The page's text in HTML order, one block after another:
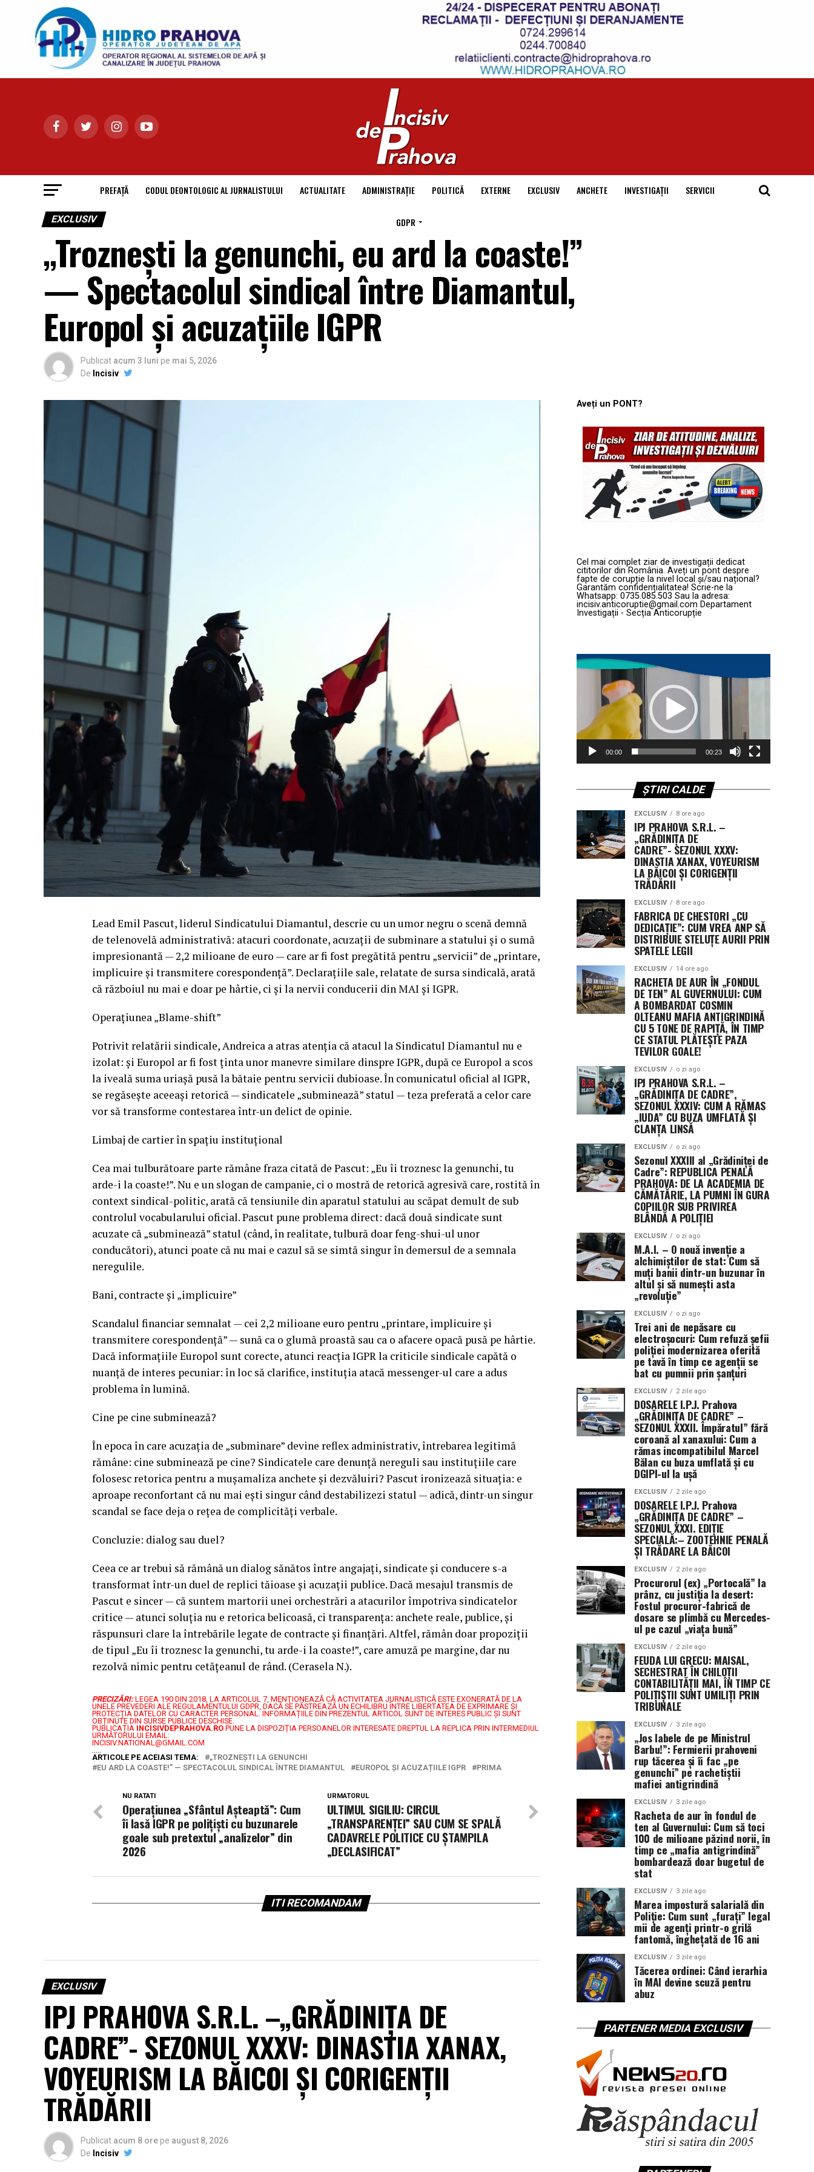
PREFAȚĂ CODUL DEONTOLOGIC AL JURNALISTULUI ACTUALITATE ADMINISTRAȚIE POLITICĂ EXTERNE EXCLUSIV ANCHETE INVESTIGAȚII SERVICII
GDPR
EXCLUSIV
„Troznești la genunchi, eu ard la coaste!”
— Spectacolul sindical între Diamantul,
Europol și acuzațiile IGPR
Publicat acum 3 luni pe mai 5, 2026
De Incisiv
Lead Emil Pascut, liderul Sindicatului Diamantul, descrie cu un umor negru o scenă demnă
de telenovelă administrativă: atacuri coordonate, acuzații de subminare a statului și o sumă
impresionantă — 2,2 milioane de euro — care ar fi fost pregătită pentru „servicii” de „printare,
implicuire și transmitere corespondență”. Declarațiile sale, relatate de sursa sindicală, arată
că războiul nu mai e doar pe hârtie, ci și la nervii conducerii din MAI și IGPR.
Operațiunea „Blame-shift”
Potrivit relatării sindicale, Andreica a atras atenția că atacul la Sindicatul Diamantul nu e
izolat: și Europol ar fi fost ținta unor manevre similare dinspre IGPR, după ce Europol a scos
la iveală suma uriașă pusă la bătaie pentru servicii dubioase. În comunicatul oficial al IGPR,
se regăsește aceeași retorică — sindicatele „subminează” statul — teza preferată a celor care
vor să transforme contestarea într-un delict de opinie.
Limbaj de cartier în spațiu instituțional
Cea mai tulburătoare parte rămâne fraza citată de Pascut: „Eu îi troznesc la genunchi, tu
arde-i la coaste!”. Nu e un slogan de campanie, ci o mostră de retorică agresivă care, rostită în
context sindical-politic, arată că tensiunile din aparatul statului au scăpat demult de sub
controlul vocabularului oficial. Pascut pune problema direct: dacă două sindicate sunt
acuzate că „subminează” statul (când, în realitate, tulbură doar feng-shui-ul unor
conducători), atunci poate că nu mai e cazul să se simtă singur în demersul de a semnala
neregulile.
Bani, contracte și „implicuire”
Scandalul financiar semnalat — cei 2,2 milioane euro pentru „printare, implicuire și
transmitere corespondență” — sună ca o glumă proastă sau ca o afacere opacă pusă pe hârtie.
Dacă informațiile Europol sunt corecte, atunci reacția IGPR la criticile sindicale capătă o
nuanță de interes pecuniar: în loc să clarifice, instituția atacă messenger-ul care a adus
problema în lumină.
Cine pe cine subminează?
În epoca în care acuzația de „subminare” devine reflex administrativ, întrebarea legitimă
rămâne: cine subminează pe cine? Sindicatele care denunță nereguli sau instituțiile care
folosesc retorica pentru a mușamaliza anchete și dezvăluiri? Pascut ironizează situația: e
aproape reconfortant că nu mai ești singur când destabilizezi statul — adică, dintr-un singur
scandal se face deja o rețea de complicități verbale.
Concluzie: dialog sau duel?
Ceea ce ar trebui să rămână un dialog sănătos între angajați, sindicate și conducere s-a
transformat într-un duel de replici tăioase și acuzații publice. Dacă mesajul transmis de
Pascut e sincer — că suntem martorii unei orchestrări a atacurilor împotriva sindicatelor
critice — atunci soluția nu e retorica belicoasă, ci transparența: anchete reale, publice, și
răspunsuri clare la întrebările legate de contracte și finanțări. Altfel, rămân doar propoziții
de tipul „Eu îi troznesc la genunchi, tu arde-i la coaste!”, care amuză pe margine, dar nu
rezolvă nimic pentru cetățeanul de rând. (Cerasela N.).
PRECIZĂRI: LEGEA 190 DIN 2018, LA ARTICOLUL 7, MENŢIONEAZĂ CĂ ACTIVITATEA JURNALISTICĂ ESTE EXONERATĂ DE LA
UNELE PREVEDERI ALE REGULAMENTULUI GDPR, DACĂ SE PĂSTREAZĂ UN ECHILIBRU ÎNTRE LIBERTATEA DE EXPRIMARE ŞI
PROTECŢIA DATELOR CU CARACTER PERSONAL. INFORMAȚIILE DIN PREZENTUL ARTICOL SUNT DE INTERES PUBLIC ȘI SUNT
OBȚINUTE DIN SURSE PUBLICE DESCHISE.
PUBLICAȚIA INCISIVDEPRAHOVA.RO PUNE LA DISPOZIȚIA PERSOANELOR INTERESATE DREPTUL LA REPLICA PRIN INTERMEDIUL
URMĂTORULUI EMAIL:
INCISIV.NATIONAL@GMAIL.COM
.....
ARTICOLE PE ACEIASI TEMA:
„TROZNEȘTI LA GENUNCHI
EU ARD LA COASTE!” — SPECTACOLUL SINDICAL ÎNTRE DIAMANTUL
EUROPOL ȘI ACUZAȚIILE IGPR PRIMA
URMATORUL
ULTIMUL SIGILIU: CIRCUL
„TRANSPARENȚEI” SAU CUM SE SPALĂ
CADAVRELE POLITICE CU ȘTAMPILA
„DECLASIFICAT”
NU RATATI
Operațiunea „Sfântul Așteaptă”: Cum
îi lasă IGPR pe polițiști cu buzunarele
goale sub pretextul „analizelor” din
2026
ITI RECOMANDAM
EXCLUSIV
IPJ PRAHOVA S.R.L. –„GRĂDINIȚA DE
CADRE”- SEZONUL XXXV: DINASTIA XANAX,
VOYEURISM LA BĂICOI ȘI CORIGENȚII
TRĂDĂRII
Publicat acum 8 ore pe august 8, 2026
De Incisiv
Aveți un PONT?
Cel mai complet ziar de investigații dedicat
cititorilor din România. Aveți un pont despre
fapte de corupție la nivel local și/sau național?
Garantăm confidențialitatea! Scrie-ne la
Whatsapp: 0735.085.503 Sau la adresa:
incisiv.anticoruptie@gmail.com Departament
Investigații - Secția Anticorupție
Player
video
00:00 00:23
ȘTIRI CALDE
EXCLUSIV 8 ore ago
IPJ PRAHOVA S.R.L. –
„GRĂDINIȚA DE
CADRE”- SEZONUL XXXV:
DINASTIA XANAX, VOYEURISM
LA BĂICOI ȘI CORIGENȚII
TRĂDĂRII
EXCLUSIV 8 ore ago
FABRICA DE CHESTORI „CU
DEDICAȚIE”: CUM VREA ANP SĂ
DISTRIBUIE STELUȚE AURII PRIN
SPATELE LEGII
EXCLUSIV 14 ore ago
RACHETA DE AUR ÎN „FONDUL
DE TEN” AL GUVERNULUI: CUM
A BOMBARDAT COSMIN
OLTEANU MAFIA ANTIGRINDINĂ
CU 5 TONE DE RAPIȚĂ, ÎN TIMP
CE STATUL PLĂTEȘTE PAZA
TEVILOR GOALE!
EXCLUSIV o zi ago
IPJ PRAHOVA S.R.L. –
„GRĂDINIȚA DE CADRE”,
SEZONUL XXXIV: CUM A RĂMAS
„IUDA” CU BUZA UMFLATĂ ȘI
CLANȚA LINSĂ
EXCLUSIV o zi ago
Sezonul XXXIII al „Grădiniței de
Cadre”: REPUBLICA PENALĂ
PRAHOVA: DE LA ACADEMIA DE
CĂMĂTĂRIE, LA PUMNI ÎN GURA
COPIILOR SUB PRIVIREA
BLÂNDĂ A POLIȚIEI
EXCLUSIV o zi ago
M.A.I. – O nouă invenție a
alchimiștilor de stat: Cum să
muți banii dintr-un buzunar în
altul și să numești asta
„revoluție”
EXCLUSIV o zi ago
Trei ani de nepăsare cu
electroșocuri: Cum refuză șefii
poliției modernizarea oferită
pe tavă în timp ce agenții se
bat cu pumnii prin șanțuri
EXCLUSIV 2 zile ago
DOSARELE I.P.J. Prahova
„GRĂDINIȚA DE CADRE” –
SEZONUL XXXII. Împăratul” fără
coroană al xanaxului: Cum a
rămas incompatibilul Marcel
Bălan cu buza umflată și cu
DGIPI-ul la ușă
EXCLUSIV 2 zile ago
DOSARELE I.P.J. Prahova
„GRĂDINIȚA DE CADRE” –
SEZONUL XXXI. EDIȚIE
SPECIALĂ:– ZOOTEHNIE PENALĂ
ȘI TRĂDARE LA BĂICOI
EXCLUSIV 2 zile ago
Procurorul (ex) „Portocală” la
prânz, cu justiția la desert:
Fostul procuror-fabrică de
dosare se plimbă cu Mercedes-
ul pe cazul „viața bună”
EXCLUSIV 2 zile ago
FEUDA LUI GRECU: MAISAL,
SECHESTRAT ÎN CHILOȚII
CONTABILITĂȚII MAI, ÎN TIMP CE
POLIȚIȘTII SUNT UMILIȚI PRIN
TRIBUNALE
EXCLUSIV 3 zile ago
„Jos labele de pe Ministrul
Barbu!”: Fermierii prahoveni
rup tăcerea și îi fac „pe
genunchi” pe rachetiștii
mafiei antigrindină
EXCLUSIV 3 zile ago
Racheta de aur în fondul de
ten al Guvernului: Cum să toci
100 de milioane păzind norii, în
timp ce „mafia antigrindină”
bombardează doar bugetul de
stat
EXCLUSIV 3 zile ago
Marea impostură salarială din
Poliție: Cum sunt „furați” legal
mii de agenți printr-o grilă
fantomă, înghețată de 16 ani
EXCLUSIV 3 zile ago
Tăcerea ordinei: Când ierarhia
în MAI devine scuză pentru
abuz
PARTENER MEDIA EXCLUSIV